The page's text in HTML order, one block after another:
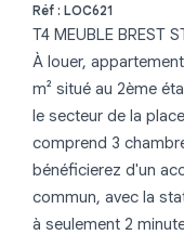
Réf : LOC621
T4 MEUBLE BREST
À louer,
m² situé au 2ème
le secteur de la
comprend 3
bénéficierez d'un
commun, avec la
à seulement 2